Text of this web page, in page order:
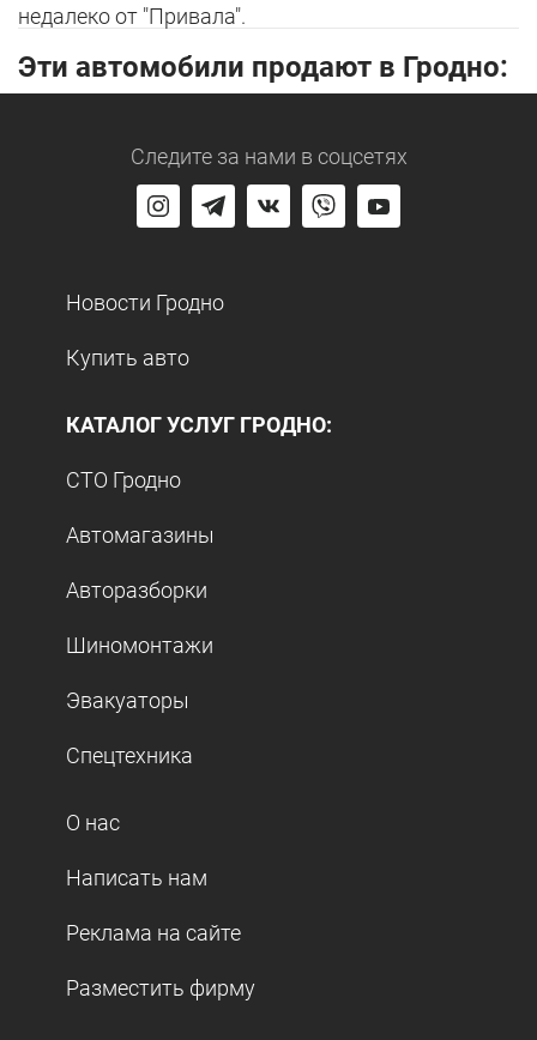
недалеко от "Привала".
Эти автомобили продают в Гродно:
Следите за нами в соцсетях
Новости Гродно
Купить авто
КАТАЛОГ УСЛУГ ГРОДНО:
СТО Гродно
Автомагазины
Авторазборки
Шиномонтажи
Эвакуаторы
Спецтехника
О нас
Написать нам
Реклама на сайте
Разместить фирму